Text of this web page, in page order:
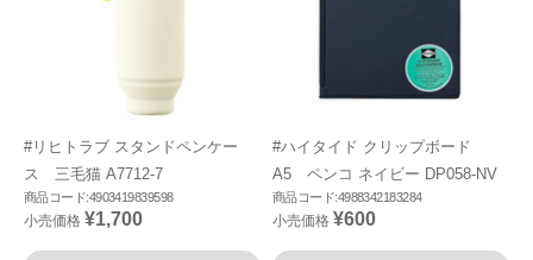
#リヒトラブ スタンドペンケー
ス 三毛猫 A7712-7
商品コード:4903419839598
小売価格 ¥1,700
#ハイタイド クリップボード
A5 ペンコ ネイビー DP058-NV
商品コード:4988342183284
小売価格 ¥600